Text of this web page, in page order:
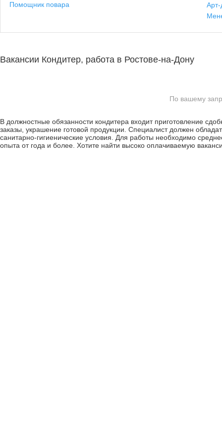
Помощник повара
Арт-
Вакансии Кондитер, работа в Ростове-на-Дону
По вашему
В должностные обязанности кондитера входит приготовление
заказы, украшение готовой продукции. Специалист должен
санитарно-гигиенические условия. Для работы необходимо
опыта от года и более. Хотите найти высоко оплачиваемую